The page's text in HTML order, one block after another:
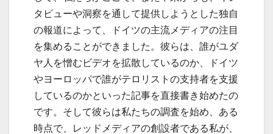
タビューや洞察を通して提供しようとした独自
の報道によって、ドイツの主流メディアの注目
を集めることができました。彼らは、誰がユダ
ヤ人を憎むビデオを拡散しているのか、ドイツ
やヨーロッパで誰がテロリストの支持者を支援
しているのかといった記事を直接書き始めたの
です。そして彼らは私たちの調査を始め、ある
時点で、レッドメディアの創設者である私が、